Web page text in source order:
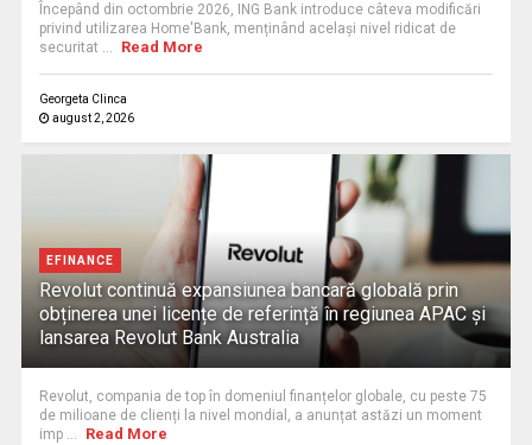
Începând din octombrie 2026, ING Bank introduce câteva modificări
privind utilizarea Home'Bank, menținând același nivel ridicat de
securitat ...
Read More
Georgeta Clinca
august 2, 2026
EFINANCE
Revolut continuă expansiunea bancară globală prin
obținerea unei licențe de referință în regiunea APAC și
lansarea Revolut Bank Australia
Revolut, compania de top în domeniul finanțelor globale, cu peste 75
de milioane de clienți la nivel mondial, a anunțat astăzi un moment
imp ...
Read More